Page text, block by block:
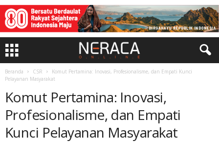
Beranda CSR
Komut Pertamina: Inovasi, Profesionalisme, dan Empati Kunci
Pelayanan Masyarakat
Komut Pertamina: Inovasi,
Profesionalisme, dan Empati
Kunci Pelayanan Masyarakat